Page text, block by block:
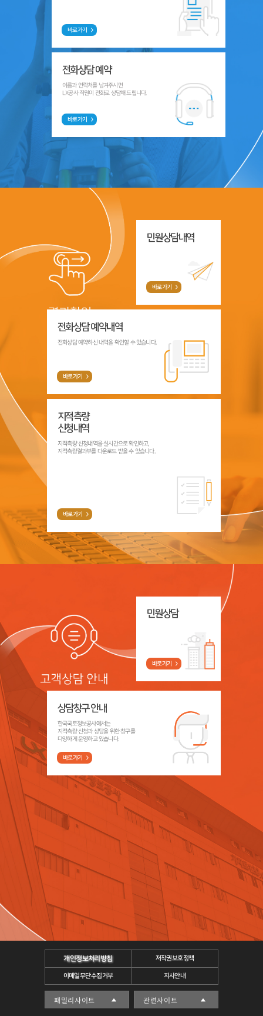
바로가기
전화상담 예약
이름과 연락처를 남겨주시면
LX공사 직원이 전화로 상담해 드립니다.
바로가기
지적측량
신청내역
지적측량 신청내역을 실시간으로 확인하고,
지적측량결과부를 다운로드 받을 수 있습니다.
바로가기
전화상담 예약내역
전화상담 예약하신 내역을 확인할 수 있습니다.
바로가기
민원상담내역
바로가기
민원상담
바로가기
상담창구 안내
한국국토정보공사에서는
지적측량 신청과 상담을 위한 창구를
다양하게 운영하고 있습니다.
바로가기
개인정보처리방침 저작권보호정책
이메일무단수집거부 지사안내